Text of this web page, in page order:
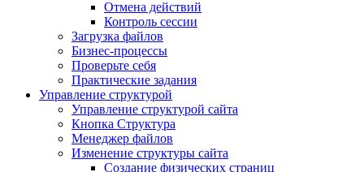
Отмена действий
Контроль сессии
Загрузка файлов
Бизнес-процессы
Проверьте себя
Практические задания
Управление структурой
Управление структурой сайта
Кнопка Структура
Менеджер файлов
Изменение структуры сайта
Создание физических страниц